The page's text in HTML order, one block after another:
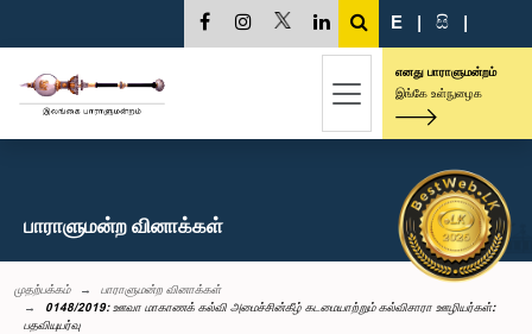
E | සි |
எனது பாராளுமன்றம்
இங்கே உள்நுழைக
பாராளுமன்ற வினாக்கள்
முதற்பக்கம்
பாராளுமன்ற வினாக்கள்
0148/2019: ஊவா மாகாணக் கல்வி அமைச்சின்கீழ் கடமையாற்றும் கல்விசாரா ஊழியர்கள்:
பதவியுயர்வு